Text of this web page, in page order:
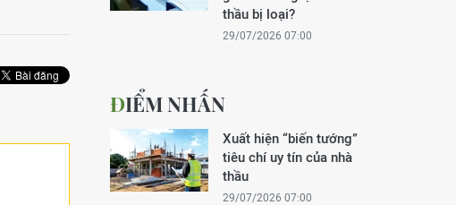
thầu bị loại?
29/07/2026 07:00
ĐIỂM NHẤN
Xuất hiện “biến tướng”
tiêu chí uy tín của nhà
thầu
29/07/2026 07:00